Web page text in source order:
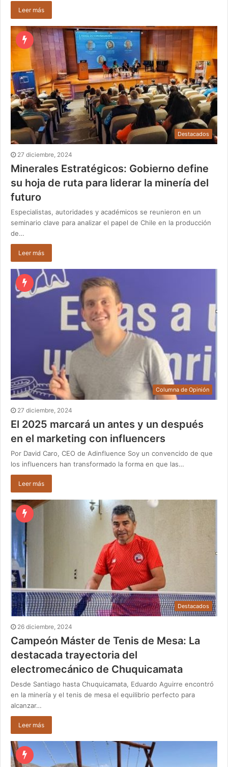
Leer más
Destacados
27 diciembre, 2024
Minerales Estratégicos: Gobierno define
su hoja de ruta para liderar la minería del
futuro
Especialistas, autoridades y académicos se reunieron en un
seminario clave para analizar el papel de Chile en la producción
de…
Leer más
Columna de Opinión
27 diciembre, 2024
El 2025 marcará un antes y un después
en el marketing con influencers
Por David Caro, CEO de Adinfluence Soy un convencido de que
los influencers han transformado la forma en que las…
Leer más
Destacados
26 diciembre, 2024
Campeón Máster de Tenis de Mesa: La
destacada trayectoria del
electromecánico de Chuquicamata
Desde Santiago hasta Chuquicamata, Eduardo Aguirre encontró
en la minería y el tenis de mesa el equilibrio perfecto para
alcanzar…
Leer más